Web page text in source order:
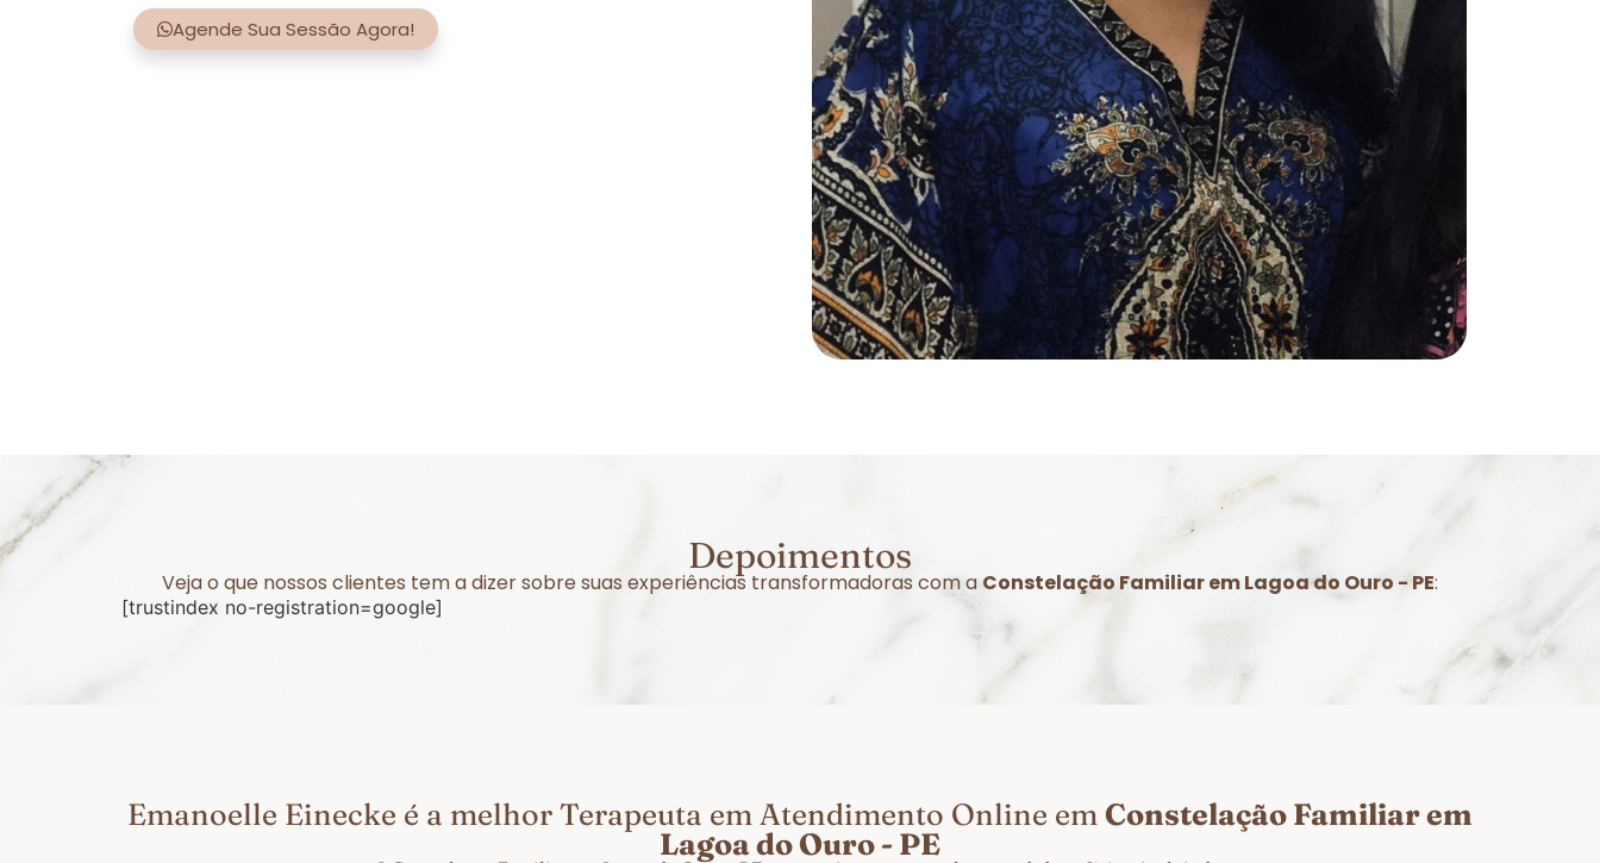
Agende Sua Sessão Agora!
Depoimentos
Veja o que nossos clientes tem a dizer sobre suas experiências transformadoras com a Constelação Familiar em Lagoa do Ouro - PE:
[trustindex no-registration=google]
Emanoelle Einecke é a melhor Terapeuta em Atendimento Online em Constelação Familiar em
Lagoa do Ouro - PE